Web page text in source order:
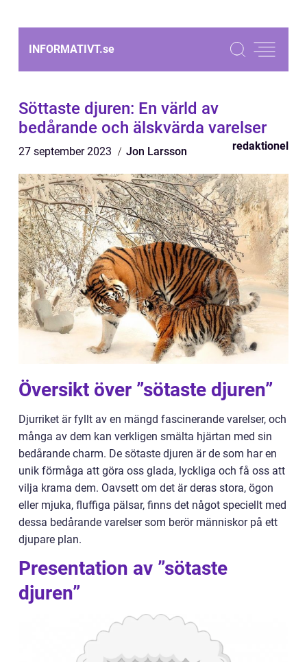
INFORMATIVT.se
Söttaste djuren: En värld av
bedårande och älskvärda varelser
27 september 2023 Jon Larsson redaktionel
Översikt över ”sötaste djuren”
Djurriket är fyllt av en mängd fascinerande varelser, och
många av dem kan verkligen smälta hjärtan med sin
bedårande charm. De sötaste djuren är de som har en
unik förmåga att göra oss glada, lyckliga och få oss att
vilja krama dem. Oavsett om det är deras stora, ögon
eller mjuka, fluffiga pälsar, finns det något speciellt med
dessa bedårande varelser som berör människor på ett
djupare plan.
Presentation av ”sötaste
djuren”